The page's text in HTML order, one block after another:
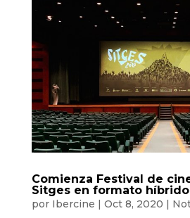
Comienza Festival de
Sitges en formato híbrido
por Ibercine Oct 8, 2020